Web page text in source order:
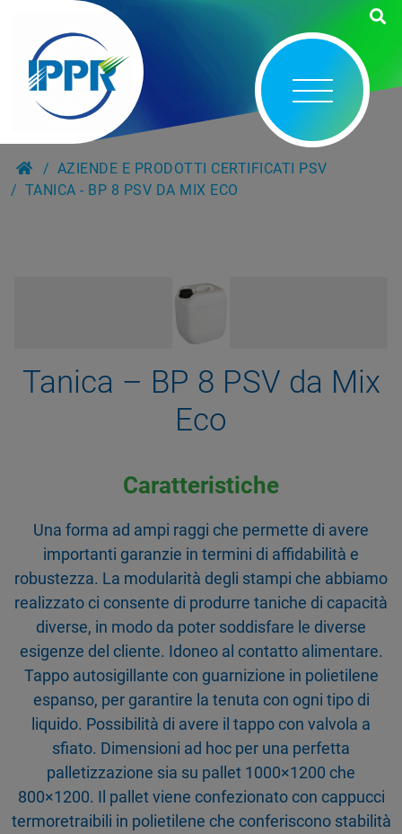
AZIENDE E PRODOTTI CERTIFICATI PSV
TANICA - BP 8 PSV DA MIX ECO
Tanica – BP 8 PSV da Mix
Eco
Caratteristiche
Una forma ad ampi raggi che permette di avere
importanti garanzie in termini di affidabilità e
robustezza. La modularità degli stampi che abbiamo
realizzato ci consente di produrre taniche di capacità
diverse, in modo da poter soddisfare le diverse
esigenze del cliente. Idoneo al contatto alimentare.
Tappo autosigillante con guarnizione in polietilene
espanso, per garantire la tenuta con ogni tipo di
liquido. Possibilità di avere il tappo con valvola a
sfiato. Dimensioni ad hoc per una perfetta
palletizzazione sia su pallet 1000×1200 che
800×1200. Il pallet viene confezionato con cappucci
termoretraibili in polietilene che conferiscono stabilità